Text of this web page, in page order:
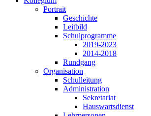
Portrait
Geschichte
Leitbild
Schulprogramme
2019-2023
2014-2018
Rundgang
Organisation
Schulleitung
Administration
Sekretariat
Hauswartsdienst